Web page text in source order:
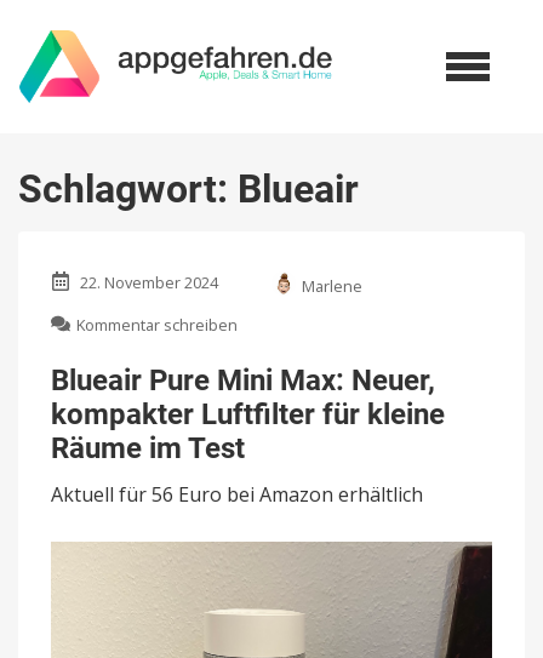
Schlagwort: Blueair
22. November 2024
Marlene
Kommentar schreiben
Pure
Mini
Max:
Neuer,
kompakter
Luftfilter
für
Blueair Pure Mini Max: Neuer,
kompakter Luftfilter für kleine
Räume im Test
Aktuell für 56 Euro bei Amazon erhältlich